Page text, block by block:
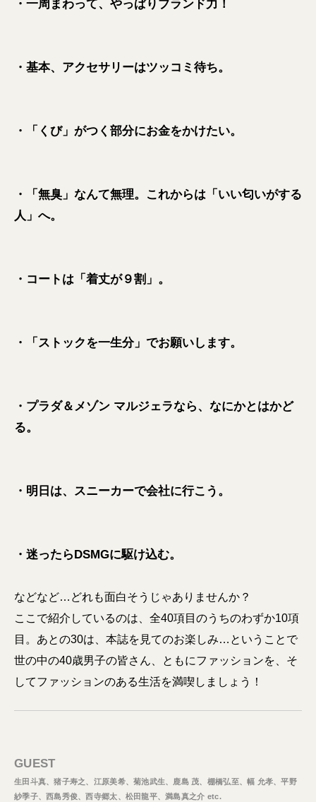
・一周まわって、やっぱりブランド力！
・基本、アクセサリーはツッコミ待ち。
・「くび」がつく部分にお金をかけたい。
・「無臭」なんて無理。これからは「いい匂いがする
人」へ。
・コートは「着丈が９割」。
・「ストックを一生分」でお願いします。
・プラダ＆メゾン マルジェラなら、なにかとはかど
る。
・明日は、スニーカーで会社に行こう。
・迷ったらDSMGに駆け込む。
などなど…どれも面白そうじゃありませんか？
ここで紹介しているのは、全40項目のうちのわずか10項
目。あとの30は、本誌を見てのお楽しみ…ということで
世の中の40歳男子の皆さん、ともにファッションを、そ
してファッションのある生活を満喫しましょう！
GUEST
生田斗真、猪子寿之、江原美希、菊池武生、鹿島 茂、棚橋弘至、幅 允孝、平野
紗季子、西島秀俊、西寺郷太、松田龍平、満島真之介 etc.